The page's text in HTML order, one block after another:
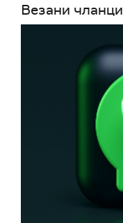
Везани чланци